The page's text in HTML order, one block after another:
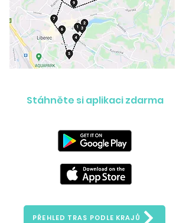
Stáhněte si aplikaci zdarma
PŘEHLED TRAS PODLE KRAJŮ